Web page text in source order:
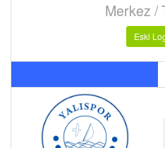
Merkez /
Eski